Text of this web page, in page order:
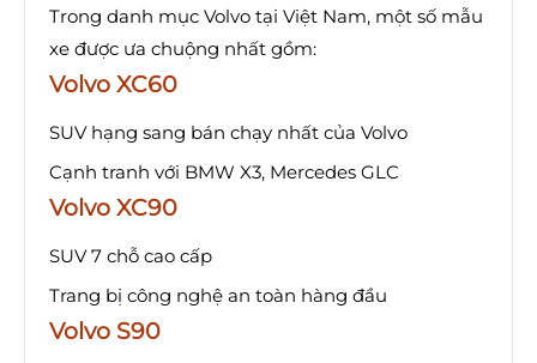
Trong danh mục Volvo tại Việt Nam, một số mẫu
xe được ưa chuộng nhất gồm:
Volvo XC60
SUV hạng sang bán chạy nhất của Volvo
Cạnh tranh với BMW X3, Mercedes GLC
Volvo XC90
SUV 7 chỗ cao cấp
Trang bị công nghệ an toàn hàng đầu
Volvo S90